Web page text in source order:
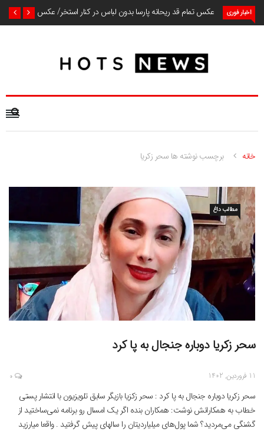
اخبار فوری عکس تمام قد ریحانه پارسا بدون لباس در کنار استخر/ عکس
خانه برچسب نوشته ها سحر زکریا
مطالب داغ
سحر زکریا دوباره جنجال به پا کرد
11 فروردین, 1402 0
سحر زکریا دوباره جنجال به پا کرد : سحر زکزیا بازیگر سابق تلویزیون با انتشار پستی
خطاب به همکارانش نوشت: همکاران بنده اگر یک امسال رو برنامه نمی‌ساختید از
گشنگی می‌مردید؟ شما پول‌های میلیاردیتان را سالهای پیش گرفتید . واقعا میارزید